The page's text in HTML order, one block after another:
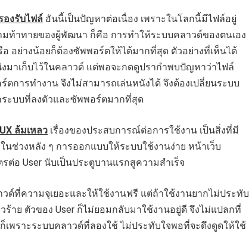
องรับไฟล์ อันนี้เป็นปัญหาต่อเนื่อง เพราะในโลกนี้มีไฟล์อยู่
ท้าทายของผู้พัฒนา ก็คือ การทำให้ระบบคลาวด์ของตนเอง
อย่างน้อยก็ต้องซัพพอร์ตให้ได้มากที่สุด ตัวอย่างที่เห็นได้
มาเก็บไว้ในคลาวด์ แต่พอจะกดดูปรากำพบปัญหาว่าไฟล์
ตการทำงาน จึงไม่สามารถเล่นหนังได้ จึงต้องเปลี่ยนระบบ
ระบบที่ลงตัวและซัพพอร์ตมากที่สุด
ล้มเหลว เรื่องของประสบการณ์ต่อการใช้งาน เป็นสิ่งที่มี
ช่วงหลัง ๆ การออกแบบให้ระบบใช้งานง่าย หน้าเว็บ
ต่อ User นับเป็นประตูบานแรกสูความสำเร็จ
ด์ที่ความจุเยอะและให้ใช้งานฟรี แต่ถ้าใช้งานยากไม่ประทับ
ร้าย ตัวของ User ก็ไม่ยอมกลับมาใช้งานอยู่ดี จึงไม่แปลกที่
พราะระบบคลาวด์ที่ลองใช้ ไม่ประทับใจพอที่จะดึงดูดให้ใช้